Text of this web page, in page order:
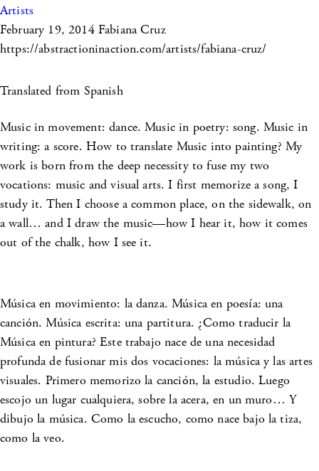
Artists
February 19, 2014 Fabiana Cruz
https://abstractioninaction.com/artists/fabiana-cruz/
Translated from Spanish
Music in movement: dance. Music in poetry: song. Music in
writing: a score. How to translate Music into painting? My
work is born from the deep necessity to fuse my two
vocations: music and visual arts. I first memorize a song, I
study it. Then I choose a common place, on the sidewalk, on
a wall… and I draw the music—how I hear it, how it comes
out of the chalk, how I see it.
Música en movimiento: la danza. Música en poesía: una
canción. Música escrita: una partitura. ¿Como traducir la
Música en pintura? Este trabajo nace de una necesidad
profunda de fusionar mis dos vocaciones: la música y las artes
visuales. Primero memorizo la canción, la estudio. Luego
escojo un lugar cualquiera, sobre la acera, en un muro… Y
dibujo la música. Como la escucho, como nace bajo la tiza,
como la veo.